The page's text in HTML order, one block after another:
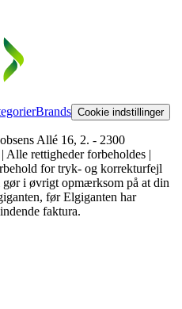
Brands Cookie indstillinger
Allé 16, 2. - 2300
rettigheder forbeholdes |
for tryk- og korrekturfejl
i øvrigt opmærksom på at din
før Elgiganten har
faktura.